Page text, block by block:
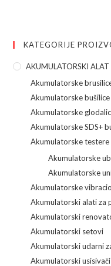
KATEGORIJE
AKUMULATORSKI ALAT
Akumulatorske
Akumulatorske bušilice
Akumulatorske
Akumulatorske SDS+
Akumulatorske testere
Akumulatorske
Akumulatorske
Akumulatorske
Akumulatorski alati za
Akumulatorski
Akumulatorski setovi
Akumulatorski udarni
Akumulatorski usisivači